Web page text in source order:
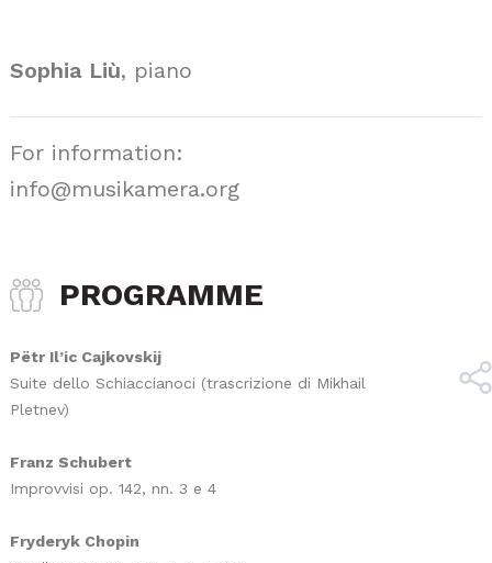
Sophia Liù, piano
For information:
info@musikamera.org
PROGRAMME
Pëtr Il’ic Cajkovskij
Suite dello Schiaccianoci (trascrizione di Mikhail
Pletnev)
Franz Schubert
Improvvisi op. 142, nn. 3 e 4
Fryderyk Chopin